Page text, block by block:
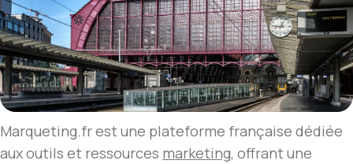
Marqueting.fr est une plateforme française dédiée
aux outils et ressources marketing, offrant une